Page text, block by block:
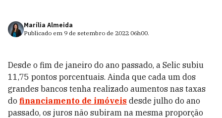
Marília Almeida
Publicado em 9 de setembro de 2022 06h00.
Desde o fim de janeiro do ano passado, a Selic subiu
11,75 pontos porcentuais. Ainda que cada um dos
grandes bancos tenha realizado aumentos nas taxas
do financiamento de imóveis desde julho do ano
passado, os juros não subiram na mesma proporção